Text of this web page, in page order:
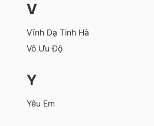
V
Vĩnh Dạ Tinh Hà
Vô Ưu Độ
Y
Yêu Em